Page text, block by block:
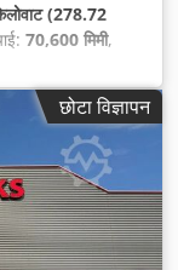
(278.72
70,600 मिमी,
छोटा विज्ञापन